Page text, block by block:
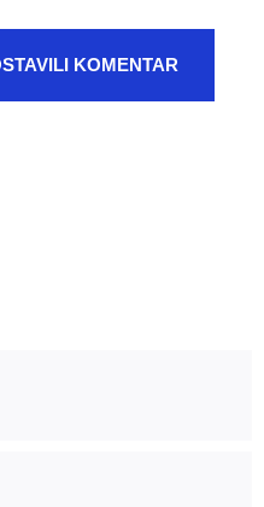
KOMENTAR